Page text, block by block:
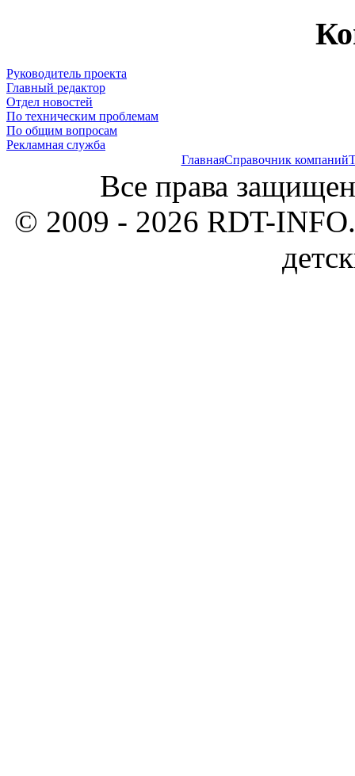
Руководитель проекта
Главный редактор
Отдел новостей
По техническим проблемам
По общим вопросам
Рекламная служба
ГлавнаяСправочник компаний
Все права
© 2009 - 2026 RDT-